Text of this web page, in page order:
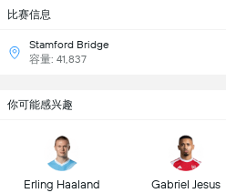
比赛信息
Stamford Bridge
容量: 41,837
你可能感兴趣
Erling Haaland Gabriel Jesus